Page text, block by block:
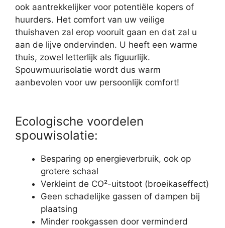
ook aantrekkelijker voor potentiële kopers of
huurders. Het comfort van uw veilige
thuishaven zal erop vooruit gaan en dat zal u
aan de lijve ondervinden. U heeft een warme
thuis, zowel letterlijk als figuurlijk.
Spouwmuurisolatie wordt dus warm
aanbevolen voor uw persoonlijk comfort!
Ecologische voordelen
spouwisolatie:
Besparing op energieverbruik, ook op
grotere schaal
Verkleint de CO²-uitstoot (broeikaseffect)
Geen schadelijke gassen of dampen bij
plaatsing
Minder rookgassen door verminderd